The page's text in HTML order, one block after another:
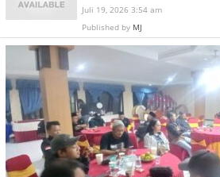
Juli 19, 2026 3:54 am
Published by MJ